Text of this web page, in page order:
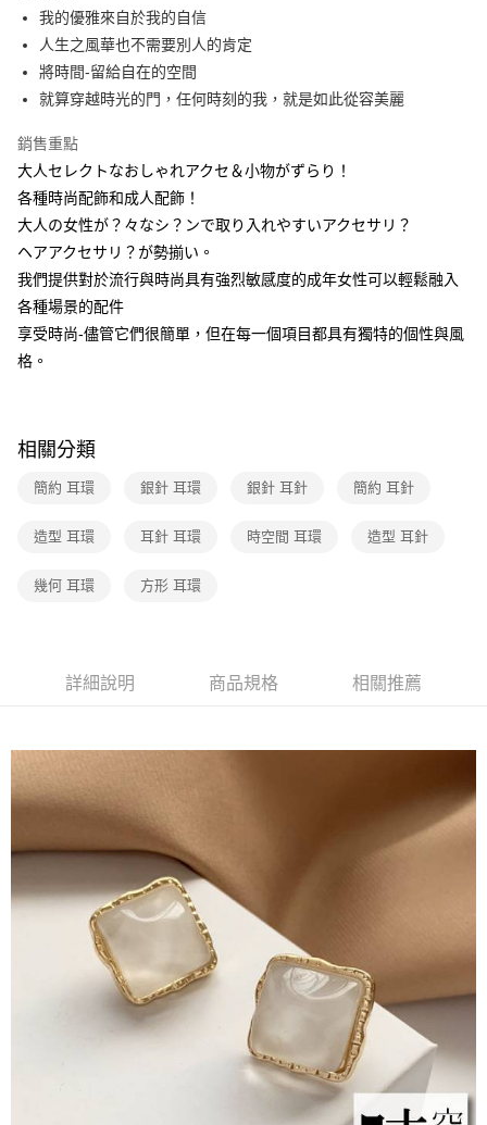
免運費
離島宅配-常溫商品
免運費
我的優雅來自於我的自信
人生之風華也不需要別人的肯定
將時間-留給自在的空間
就算穿越時光的門，任何時刻的我，就是如此從容美麗
銷售重點
大人セレクトなおしゃれアクセ＆小物がずらり！
各種時尚配飾和成人配飾！
大人の女性が？々なシ？ンで取り入れやすいアクセサリ？
ヘアアクセサリ？が勢揃い。
我們提供對於流行與時尚具有強烈敏感度的成年女性可以輕鬆融入
各種場景的配件
享受時尚-儘管它們很簡單，但在每一個項目都具有獨特的個性與風
格。
相關分類
簡約 耳環 銀針 耳環 銀針 耳針 簡約 耳針
造型 耳環 耳針 耳環 時空間 耳環 造型 耳針
幾何 耳環 方形 耳環
詳細說明 商品規格 相關推薦